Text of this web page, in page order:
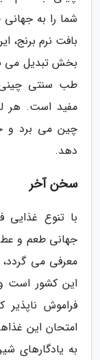
شما را به
بافت نرم برنج،
بخش تبدیل می
طب سنتی چینی
مفید است. هر
چین می برد و
دهد.
سخن آخر
با تنوع غذایی
جهانی طعم و
معرفی می
این کشور است
فراموش
امتحان این
به یادگارهای